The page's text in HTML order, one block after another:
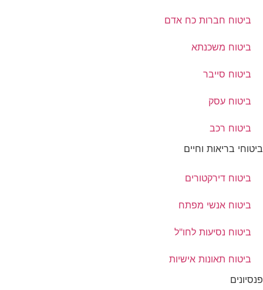
ביטוח חברות כח אדם
ביטוח משכנתא
ביטוח סייבר
ביטוח עסק
ביטוח רכב
ביטוחי בריאות וחיים
ביטוח דירקטורים
ביטוח אנשי מפתח
ביטוח נסיעות לחו"ל
ביטוח תאונות אישיות
פנסיונים